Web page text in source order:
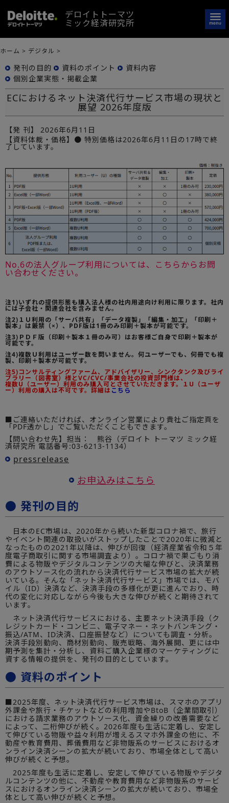
デロイトトーマツ
ミック経済研究所
ホーム > デジタル >
発刊の目的 資料のポイント
資料内容
個別企業実態・掲載企業
ECにおけるネット決済代行サービス市場の現状と
展望 2026年度版
【発 刊】
2026年6月11日
【資料体裁・価格】● 特別価格は2026年6月11日の17時で終
了しています。
No.6の法人グループ利用については、こちらからお問
い合わせください。
注1)いずれの提供形態も購入法人様の社内用途向け利用に限ります。社内
には子会社・関連会社を含みません。
注2)１Ｕ利用の「サーバ共有」「データ複製」「編集・加工」「印刷＋
製本」は厳禁（×）、PDF版は1冊のみ印刷＋製本が可能です。
注3)ＰＤＦ版（印刷＋製本１冊のみ可）はお客様ご自身で印刷＋製本が
可能です。
注4)複数Ｕ利用はユーザー数を問いません。何ユーザーでも、何冊でも複
製、印刷＋製本が可能です。
注5)コンサルティングファーム、アドバイザリー、シンクタンク及びライ
ブラリー（図書室）様とVC/CVC/事業会社の投資部門様は、
複数U（ユーザー）利用のみ購入可とさせていただきます。１U（ユーザ
ー）利用の購入は不可です。詳細は こちら
■ご連絡いただければ、オンライン営業により貴社ご指定頁を
「PDF透かし」でご覧いただくこともできます。
【問い合わせ先】担当： 熊谷（デロイト トーマツ ミック経
済研究所 電話番号:03-6213-1134）
pressrelease
お申込みはこちら
● 発刊の目的
日本のEC市場は、2020年から続いた新型コロナ禍で、旅行
やイベント関連の取扱いがストップしたことで2020年に微減と
なったものの2021年以降は、伸びが回復（経済産業省令和５年
度電子商取引に関する市場調査より）。コロナ禍で巣ごもり消
費による物販やデジタルコンテンツの大幅な伸びと、決済業務
のアウトソース化の流れから決済代行サービス市場の拡大が続
いている。そんな「ネット決済代行サービス」市場では、モバ
イル（ID）決済など、決済手段の多様化が更に進んでおり、時
代の変化に対応しながら今後も大きな伸びが続くと期待されて
います。
ネット決済代行サービスにおける、主要ネット決済手段（ク
レジットカード・コンビニ、電子マネー・ネットバンキング・
振込/ATM、ID決済、口座振替など）についても調査・分析。
決済手段別動向、商材別動向、販売戦略、海外展開、更には中
期予測を集計・分析し、資料ご購入企業様のマーケティングに
資する情報の提供を、発刊の目的としています。
● 資料のポイント
■2025年度、ネット決済代行サービス市場は、スマホのアプリ
外課金や旅行・チケットなどの利用増加やBtoB（企業間取引）
における請求業務のアウトソース化、資金繰りの改善需要など
によって、二桁伸びが続く。2026年度も生活に定着し、安定し
て伸びている物販や益々利用が増えるスマホ外課金の他に、不
動産や教育費用、葬儀費用など非物販系のサービスにおけるオ
ンライン決済シーンの拡大が続いており、市場全体として高い
伸びが続くと予想。
2025年度も生活に定着し、安定して伸びている物販やデジタ
ルコンテンツの他に、不動産や教育費用など非物販系のサービ
スにおけるオンライン決済シーンの拡大が続いており、市場全
体として高い伸びが続くと予想。